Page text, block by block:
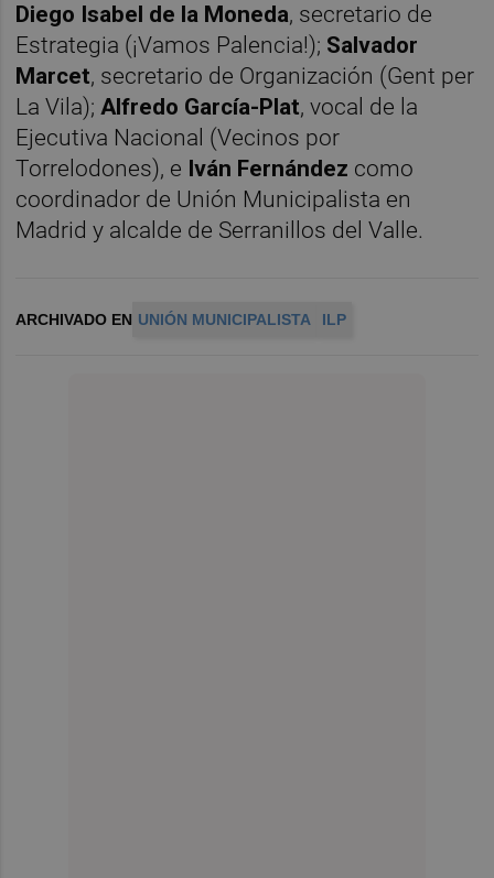
Diego Isabel de la Moneda, secretario de
Estrategia (¡Vamos Palencia!); Salvador
Marcet, secretario de Organización (Gent per
La Vila); Alfredo García-Plat, vocal de la
Ejecutiva Nacional (Vecinos por
Torrelodones), e Iván Fernández como
coordinador de Unión Municipalista en
Madrid y alcalde de Serranillos del Valle.
ARCHIVADO EN UNIÓN MUNICIPALISTA ILP